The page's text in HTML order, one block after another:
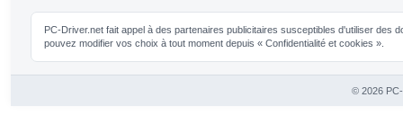
PC-Driver.net fait appel à des partenaires publicitaires susceptibles d'utiliser
pouvez modifier vos choix à tout moment depuis « Confidentialité et cookies ».
© 2026